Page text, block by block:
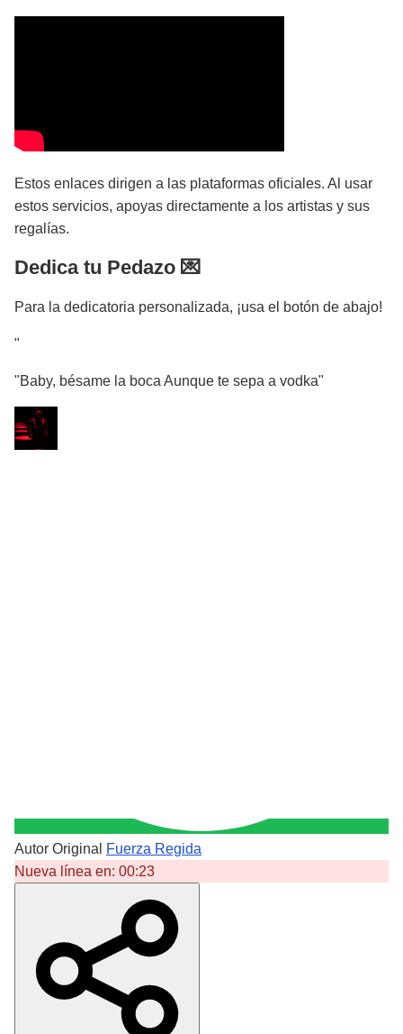
Estos enlaces dirigen a las plataformas oficiales. Al usar
estos servicios, apoyas directamente a los artistas y sus
regalías.
Dedica tu Pedazo 💌
Para la dedicatoria personalizada, ¡usa el botón de abajo!
"
"Baby, bésame la boca Aunque te sepa a vodka"
Autor Original
Fuerza Regida
Nueva línea en: 00:23